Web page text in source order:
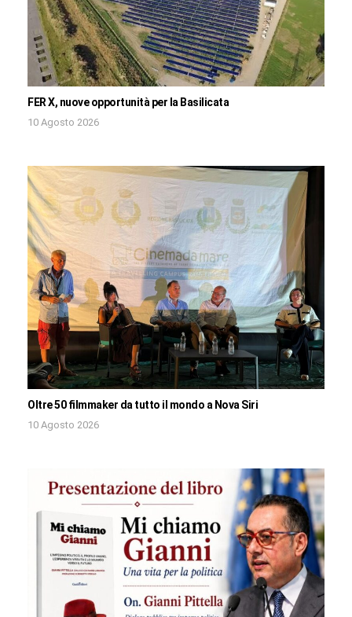
FER X, nuove opportunità per la Basilicata
10 Agosto 2026
Oltre 50 filmmaker da tutto il mondo a Nova Siri
10 Agosto 2026